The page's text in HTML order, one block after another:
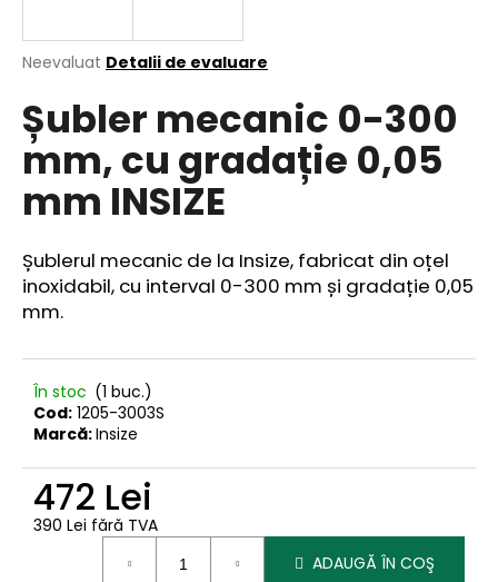
Evaluarea
a
produsului
este
0,0
din
5
Neevaluat Detalii de evaluare
Șubler mecanic 0-300
mm, cu gradație 0,05
mm INSIZE
Șublerul mecanic de la Insize, fabricat din oțel
inoxidabil, cu interval 0-300 mm și gradație 0,05
mm.
În stoc (1 buc.)
Cod: 1205-3003S
Marcă:Insize
472 Lei
390 Lei fără TVA
ADAUGĂ ÎN COŞ
ă
r
e
c
o
a
n
d
m